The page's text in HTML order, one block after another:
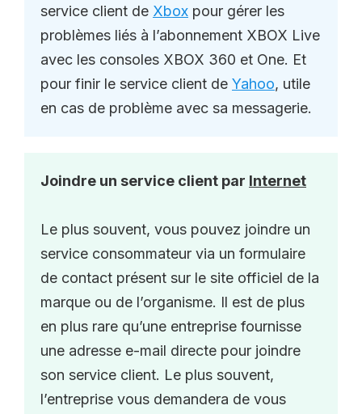
service client de Xbox pour gérer les
problèmes liés à l’abonnement XBOX Live
avec les consoles XBOX 360 et One. Et
pour finir le service client de Yahoo, utile
en cas de problème avec sa messagerie.
Joindre un service client par Internet
Le plus souvent, vous pouvez joindre un
service consommateur via un formulaire
de contact présent sur le site officiel de la
marque ou de l’organisme. Il est de plus
en plus rare qu’une entreprise fournisse
une adresse e-mail directe pour joindre
son service client. Le plus souvent,
l’entreprise vous demandera de vous